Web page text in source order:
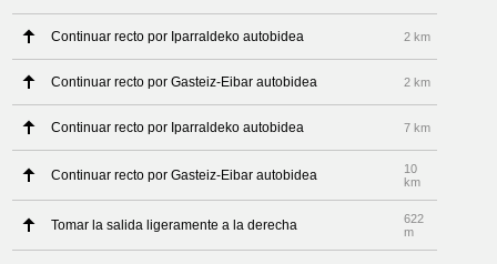
Continuar recto por Iparraldeko autobidea 2 km
Continuar recto por Gasteiz-Eibar autobidea 2 km
Continuar recto por Iparraldeko autobidea 7 km
Continuar recto por Gasteiz-Eibar autobidea
10
km
Tomar la salida ligeramente a la derecha
622
m